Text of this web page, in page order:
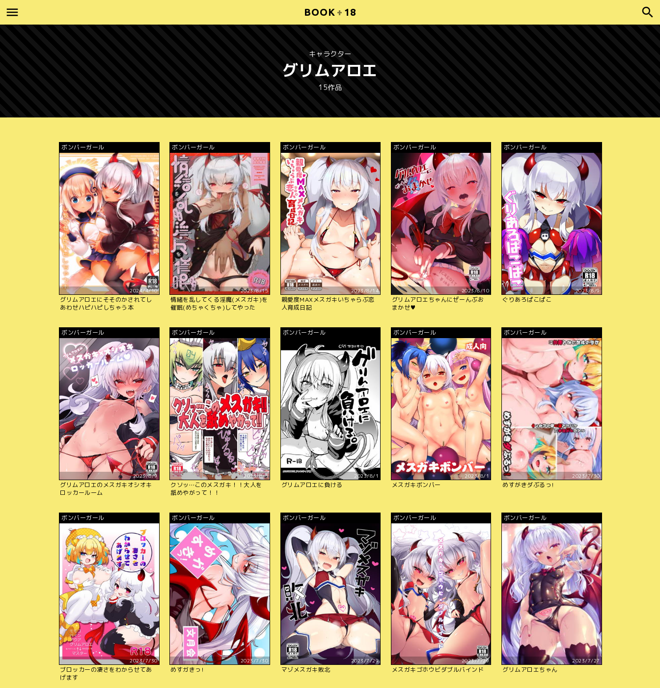
BOOK + 18
キャラクター
グリムアロエ
15作品
ボンバーガール
2024/4/10
グリムアロエにそそのかされてし
あわせハピハピしちゃう本
ボンバーガール
2023/8/15
情緒を乱してくる淫魔(メスガキ)を
催眠(めちゃくちゃ)してやった
ボンバーガール
2023/8/14
親愛度MAXメスガキいちゃらぶ恋
人育成日記
ボンバーガール
2023/8/10
グリムアロエちゃんにぜーんぶお
まかせ♥
ボンバーガール
2023/8/9
ぐりあろぱこぱこ
ボンバーガール
2023/8/9
グリムアロエのメスガキオシオキ
ロッカールーム
ボンバーガール
2023/8/5
クソッ…このメスガキ！！大人を
舐めやがって！！
ボンバーガール
2023/8/1
グリムアロエに負ける
ボンバーガール
2023/8/1
メスガキボンバー
ボンバーガール
2023/7/30
めすがきダぶるっ!
ボンバーガール
2023/7/30
ブロッカーの凄さをわからせてあ
げます
ボンバーガール
2023/7/30
めすガきっ!
ボンバーガール
2023/7/29
マゾメスガキ敗北
ボンバーガール
2023/7/29
メスガキゴホウビダブルバインド
ボンバーガール
2023/7/27
グリムアロエちゃん